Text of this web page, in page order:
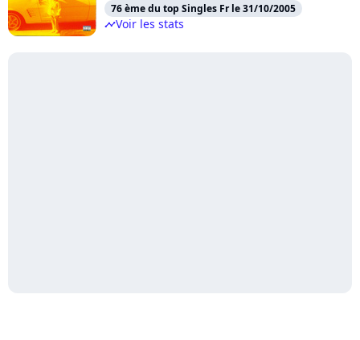
76 ème du top Singles Fr le 31/10/2005
timelineVoir les stats